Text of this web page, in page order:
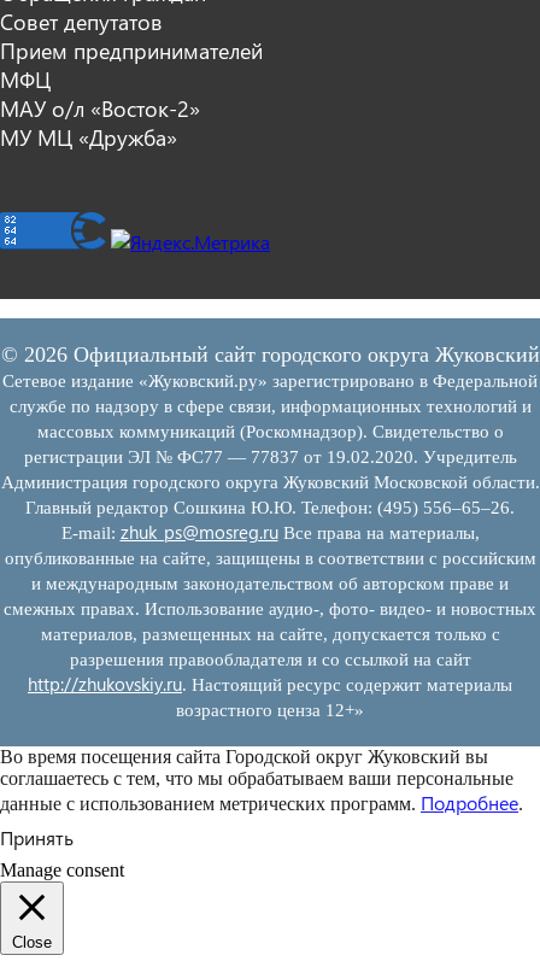
Совет депутатов
Прием предпринимателей
МФЦ
МАУ о/л «Восток-2»
МУ МЦ «Дружба»
© 2026 Официальный сайт городского округа Жуковский
Сетевое издание «Жуковский.ру» зарегистрировано в Федеральной
службе по надзору в сфере связи, информационных технологий и
массовых коммуникаций (Роскомнадзор). Свидетельство о
регистрации ЭЛ № ФС77 — 77837 от 19.02.2020. Учредитель
Администрация городского округа Жуковский Московской области.
Главный редактор Сошкина Ю.Ю. Телефон: (495) 556–65–26.
E‑mail: zhuk_ps@mosreg.ruВсе права на материалы,
опубликованные на сайте, защищены в соответствии с российским
и международным законодательством об авторском праве и
смежных правах. Использование аудио-, фото- видео- и новостных
материалов, размещенных на сайте, допускается только с
разрешения правообладателя и со ссылкой на сайт
http://zhukovskiy.ru. Настоящий ресурс содержит материалы
возрастного ценза 12+»
Во время посещения сайта Городской округ Жуковский вы
соглашаетесь с тем, что мы обрабатываем ваши персональные
данные с использованием метрических программ. Подробнее.
Принять
Manage consent
Close